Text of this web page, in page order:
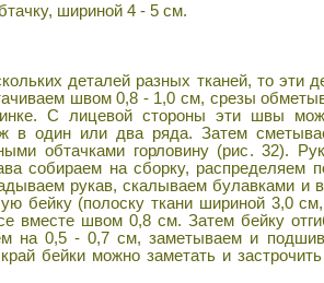
шириной 4 - 5 см.
деталей разных тканей, то эти
швом 0,8 - 1,0 см, срезы
С лицевой стороны эти швы
в один или два ряда. Затем
обтачками горловину (рис. 32).
собираем на сборку, распределяем
рукав, скалываем булавками и
бейку (полоску ткани шириной 3,0
вместе швом 0,8 см. Затем бейку
на 0,5 - 0,7 см, заметываем и
бейки можно заметать и